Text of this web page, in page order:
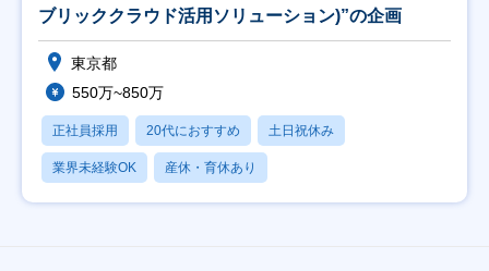
ブリッククラウド活用ソリューション)”の企画
東京都
550万~850万
正社員採用 20代におすすめ 土日祝休み
業界未経験OK 産休・育休あり